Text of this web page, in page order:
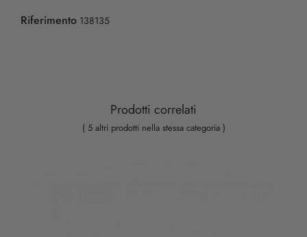
Riferimento 138135
Prodotti correlati
( 5 altri prodotti nella stessa categoria )